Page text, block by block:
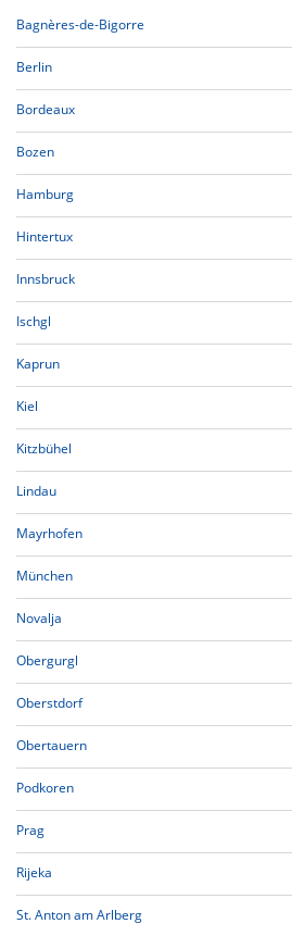
Bagnères-de-Bigorre
Berlin
Bordeaux
Bozen
Hamburg
Hintertux
Innsbruck
Ischgl
Kaprun
Kiel
Kitzbühel
Lindau
Mayrhofen
München
Novalja
Obergurgl
Oberstdorf
Obertauern
Podkoren
Prag
Rijeka
St. Anton am Arlberg